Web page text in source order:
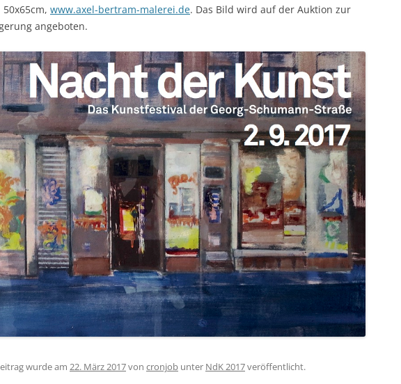
www.axel-bertram-malerei.de. Das Bild wird auf der Auktion zur
angeboten.
wurde am 22. März 2017von cronjob unter NdK 2017veröffentlicht.